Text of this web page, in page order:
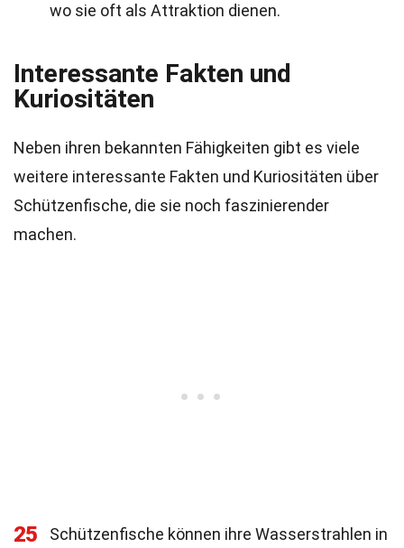
wo sie oft als Attraktion dienen.
Interessante Fakten und
Kuriositäten
Neben ihren bekannten Fähigkeiten gibt es viele
weitere interessante Fakten und Kuriositäten über
Schützenfische, die sie noch faszinierender
machen.
25
Schützenfische können ihre Wasserstrahlen in